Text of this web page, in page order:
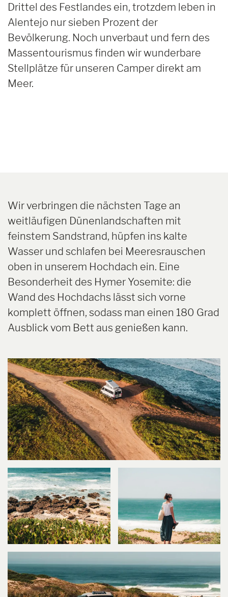
Drittel des Festlandes ein, trotzdem leben in
Alentejo nur sieben Prozent der
Bevölkerung. Noch unverbaut und fern des
Massentourismus finden wir wunderbare
Stellplätze für unseren Camper direkt am
Meer.
Wir verbringen die nächsten Tage an
weitläufigen Dünenlandschaften mit
feinstem Sandstrand, hüpfen ins kalte
Wasser und schlafen bei Meeresrauschen
oben in unserem Hochdach ein. Eine
Besonderheit des Hymer Yosemite: die
Wand des Hochdachs lässt sich vorne
komplett öffnen, sodass man einen 180 Grad
Ausblick vom Bett aus genießen kann.